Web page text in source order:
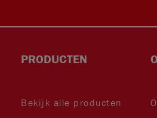
PRODUCTEN
Bekijk alle producten